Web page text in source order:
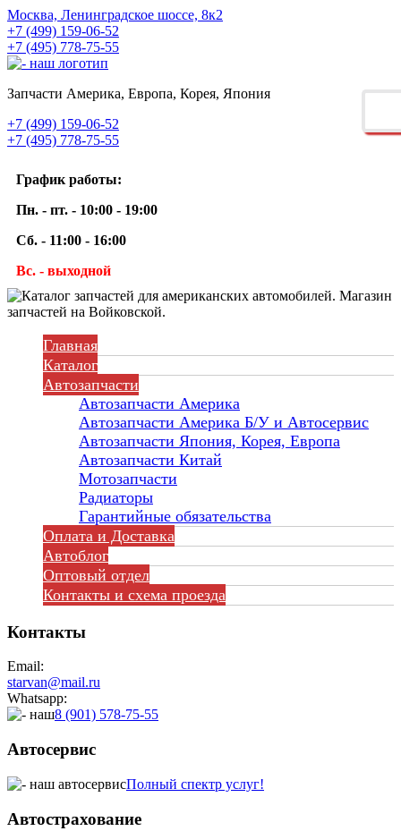
Москва, Ленинградское шоссе, 8к2
+7 (499) 159-06-52
+7 (495) 778-75-55
Запчасти Америка, Европа, Корея, Япония
+7 (499) 159-06-52
+7 (495) 778-75-55
График работы:
Пн. - пт. - 10:00 - 19:00
Сб. - 11:00 - 16:00
Вс. - выходной
Главная
Каталог
Автозапчасти
Автозапчасти Америка
Автозапчасти Америка Б/У и Автосервис
Автозапчасти Япония, Корея, Европа
Автозапчасти Китай
Мотозапчасти
Радиаторы
Гарантийные обязательства
Оплата и Доставка
Автоблог
Оптовый отдел
Контакты и схема проезда
Контакты
Email:
starvan@mail.ru
Whatsapp:
8 (901) 578-75-55
Автосервис
Полный спектр услуг!
Автострахование